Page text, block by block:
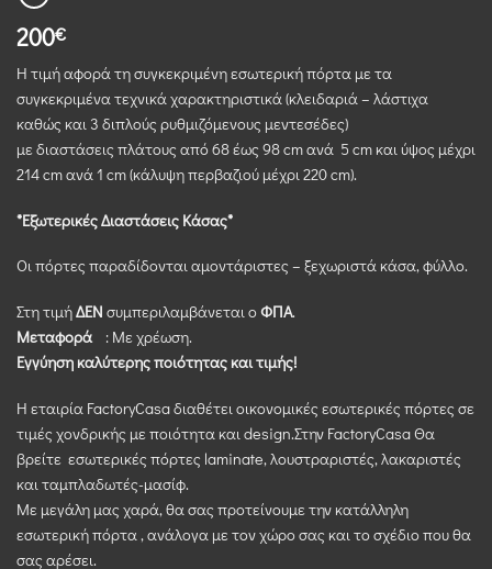
200€
Η τιμή αφορά τη συγκεκριμένη εσωτερική πόρτα με τα
συγκεκριμένα τεχνικά χαρακτηριστικά (κλειδαριά – λάστιχα
καθώς και 3 διπλούς ρυθμιζόμενους μεντεσέδες)
με διαστάσεις πλάτους από 68 έως 98 cm ανά 5 cm και ύψος μέχρι
214 cm ανά 1 cm (κάλυψη περβαζιού μέχρι 220 cm).
*Εξωτερικές Διαστάσεις Κάσας*
Οι πόρτες παραδίδονται αμοντάριστες – ξεχωριστά κάσα, φύλλο.
Στη τιμήΔΕΝ συμπεριλαμβάνεται οΦΠΑ.
Μεταφορά : Με χρέωση.
Εγγύηση καλύτερης ποιότητας και τιμής!
Η εταιρία FactoryCasa διαθέτει οικονομικές εσωτερικές πόρτες σε
τιμές χονδρικής με ποιότητα και design.Στην FactoryCasa Θα
βρείτε εσωτερικές πόρτες laminate, λουστραριστές, λακαριστές
και ταμπλαδωτές-μασίφ.
Με μεγάλη μας χαρά, θα σας προτείνουμε την κατάλληλη
εσωτερική πόρτα , ανάλογα με τον χώρο σας και το σχέδιο που θα
σας αρέσει.